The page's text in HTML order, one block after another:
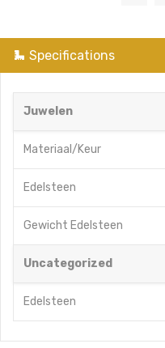
Specifications
Juwelen
Materiaal/Keur
Edelsteen
Gewicht Edelsteen
Uncategorized
Edelsteen